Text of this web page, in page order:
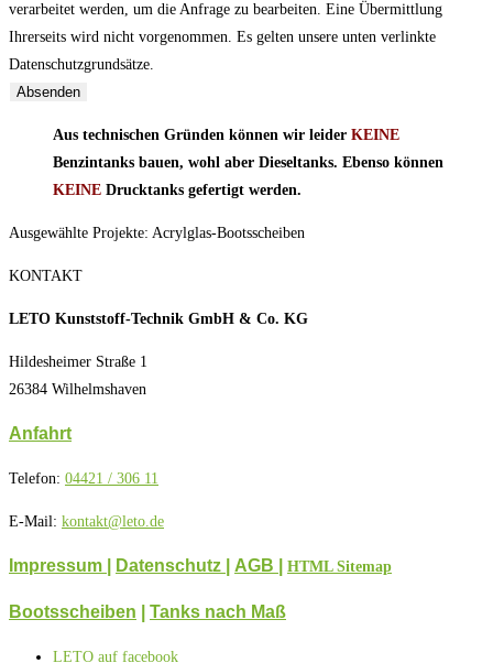
verarbeitet werden, um die Anfrage zu bearbeiten. Eine Übermittlung
Ihrerseits wird nicht vorgenommen. Es gelten unsere unten verlinkte
Datenschutzgrundsätze.
Absenden
Aus technischen Gründen können wir leider KEINE
Benzintanks bauen, wohl aber Dieseltanks. Ebenso können
KEINE Drucktanks gefertigt werden.
Ausgewählte Projekte: Acrylglas-Bootsscheiben
KONTAKT
LETO Kunststoff-Technik GmbH & Co. KG
Hildesheimer Straße 1
26384 Wilhelmshaven
Anfahrt
Telefon: 04421 / 306 11
E-Mail: kontakt@leto.de
Impressum | Datenschutz AGB HTML Sitemap
Bootsscheiben Tanks nach Maß
LETO auf facebook